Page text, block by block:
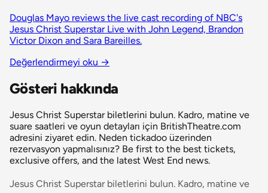
Douglas Mayo reviews the live cast recording of NBC's
Jesus Christ Superstar Live with John Legend, Brandon
Victor Dixon and Sara Bareilles.
Değerlendirmeyi oku →
Gösteri hakkında
Jesus Christ Superstar biletlerini bulun. Kadro, matine ve
suare saatleri ve oyun detayları için BritishTheatre.com
adresini ziyaret edin. Neden tickadoo üzerinden
rezervasyon yapmalısınız? Be first to the best tickets,
exclusive offers, and the latest West End news.
Jesus Christ Superstar biletlerini bulun. Kadro, matine ve